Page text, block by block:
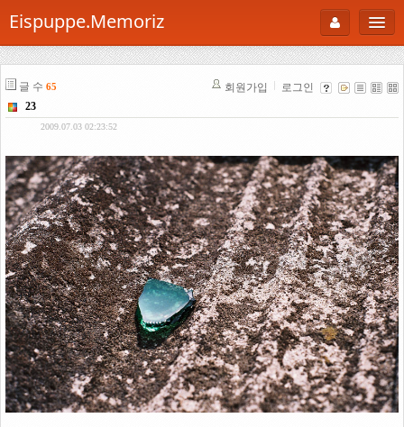
Eispuppe.Memoriz
로그인
About
AboutTori
Photo
Gallery
Snaps
B Cut
Portfolio
백과사전
공부방
Footprint
Link
글 수 65 회원가입 로그인
23
2009.07.03 02:23:52